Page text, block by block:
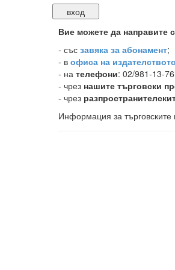
Вие можете да направите
- със завяка за абонамент;
- в офиса на издателството
- на телефони: 02/981-13-
- чрез нашите търговски
- чрез
Информация за